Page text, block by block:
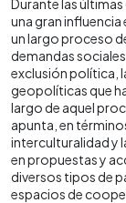
Durante las
una gran
un largo proceso
demandas
exclusión política,
geopolíticas que
largo de aquel
apunta, en
interculturalidad y
en propuestas y
diversos tipos de
espacios de